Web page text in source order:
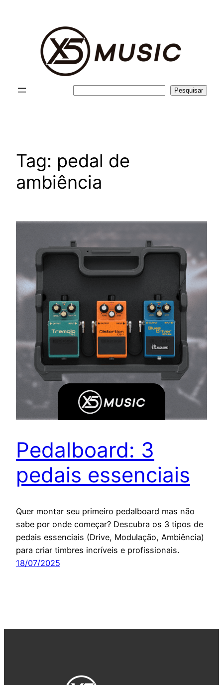
Pesquisar
Tag: pedal de
ambiência
Pedalboard: 3
pedais essenciais
Quer montar seu primeiro pedalboard mas não
sabe por onde começar? Descubra os 3 tipos de
pedais essenciais (Drive, Modulação, Ambiência)
para criar timbres incríveis e profissionais.
18/07/2025